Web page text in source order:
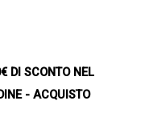
DI SCONTO NEL
- ACQUISTO